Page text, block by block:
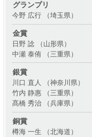
グランプリ
今野 広行 （埼玉県）
金賞
日野 諗 （山形県）
中瀬 泰侑 （三重県）
銀賞
川口 直人 （神奈川県）
竹内 静惠 （三重県）
髙橋 秀治 （兵庫県）
銅賞
樽海 一生 （北海道）